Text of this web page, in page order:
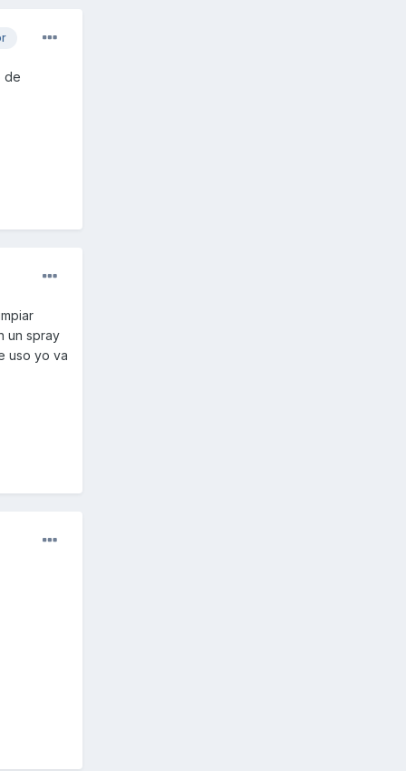
de
un spray
uso yo va